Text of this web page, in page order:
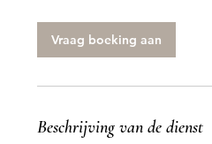
Vraag boeking aan
Beschrijving van de dienst